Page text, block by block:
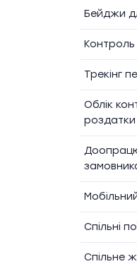
Бейджи
Контроль
Трекінг
Облік
Спільні
Спільне